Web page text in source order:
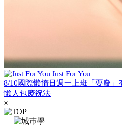
Just For You
8/10國際懶惰日週一上班「耍廢」
懶人包慶祝法
×